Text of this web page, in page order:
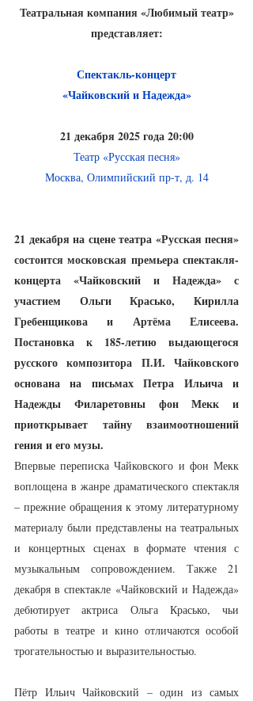
Театральная компания «Любимый театр»
представляет:
Спектакль-концерт
«Чайковский и Надежда»
21 декабря 2025 года 20:00
Театр «Русская песня»
Москва, Олимпийский пр-т, д. 14
21 декабря на сцене театра «Русская песня»
состоится московская премьера спектакля-
концерта «Чайковский и Надежда» с
участием Ольги Красько, Кирилла
Гребенщикова и Артёма Елисеева.
Постановка к 185-летию выдающегося
русского композитора П.И. Чайковского
основана на письмах Петра Ильича и
Надежды Филаретовны фон Мекк и
приоткрывает тайну взаимоотношений
гения и его музы.
Впервые переписка Чайковского и фон Мекк
воплощена в жанре драматического спектакля
– прежние обращения к этому литературному
материалу были представлены на театральных
и концертных сценах в формате чтения с
музыкальным сопровождением. Также 21
декабря в спектакле «Чайковский и Надежда»
дебютирует актриса Ольга Красько, чьи
работы в театре и кино отличаются особой
трогательностью и выразительностью.
Пётр Ильич Чайковский – один из самых